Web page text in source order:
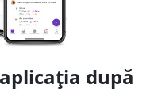
după